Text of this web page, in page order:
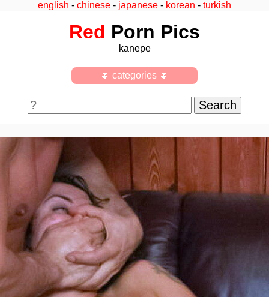
english - chinese - japanese - korean - turkish
Red Porn Pics
kanepe
⏬ categories ⏬